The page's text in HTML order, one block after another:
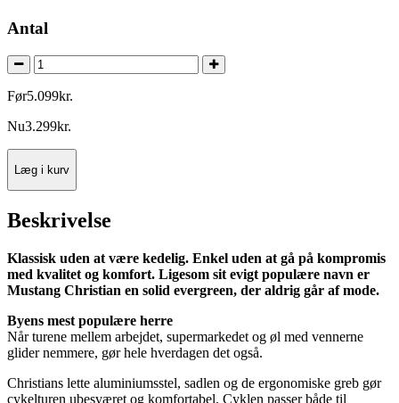
Antal
Før5.099kr.
Nu3.299kr.
Læg i kurv
Beskrivelse
Klassisk uden at være kedelig. Enkel uden at gå på kompromis
med kvalitet og komfort. Ligesom sit evigt populære navn er
Mustang Christian en solid evergreen, der aldrig går af mode.
Byens mest populære herre
Når turene mellem arbejdet, supermarkedet og øl med vennerne
glider nemmere, gør hele hverdagen det også.
Christians lette aluminiumsstel, sadlen og de ergonomiske greb gør
cykelturen ubesværet og komfortabel. Cyklen passer både til